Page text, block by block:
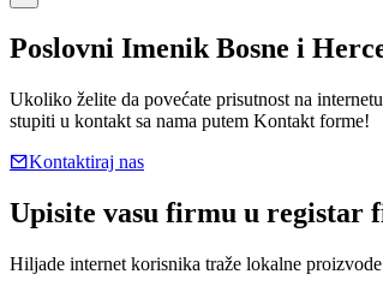
Poslovni Imenik Bosne i
Ukoliko želite da povećate prisutnost na
stupiti u kontakt sa nama putem Kontakt forme!
Kontaktiraj nas
Upisite vasu firmu u registar
Hiljade internet korisnika traže lokalne